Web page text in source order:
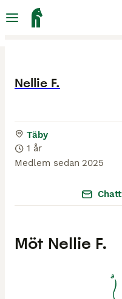
Nellie F.
Täby
1 år
Medlem sedan 2025
Möt Nellie F.
Chatt